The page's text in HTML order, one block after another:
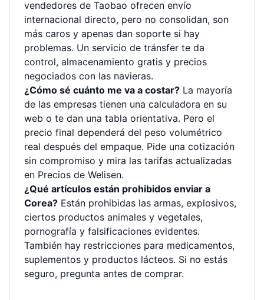
vendedores de Taobao ofrecen envío
internacional directo, pero no consolidan, son
más caros y apenas dan soporte si hay
problemas. Un servicio de tránsfer te da
control, almacenamiento gratis y precios
negociados con las navieras.
¿Cómo sé cuánto me va a costar? La mayoría
de las empresas tienen una calculadora en su
web o te dan una tabla orientativa. Pero el
precio final dependerá del peso volumétrico
real después del empaque. Pide una cotización
sin compromiso y mira las tarifas actualizadas
en Precios de Welisen.
¿Qué artículos están prohibidos enviar a
Corea? Están prohibidas las armas, explosivos,
ciertos productos animales y vegetales,
pornografía y falsificaciones evidentes.
También hay restricciones para medicamentos,
suplementos y productos lácteos. Si no estás
seguro, pregunta antes de comprar.